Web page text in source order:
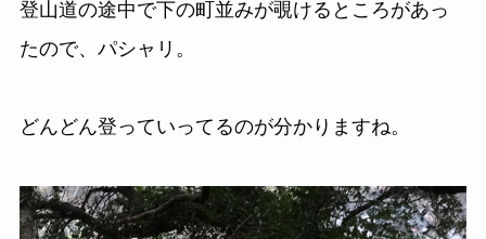
登山道の途中で下の町並みが覗けるところがあっ
たので、パシャリ。
どんどん登っていってるのが分かりますね。